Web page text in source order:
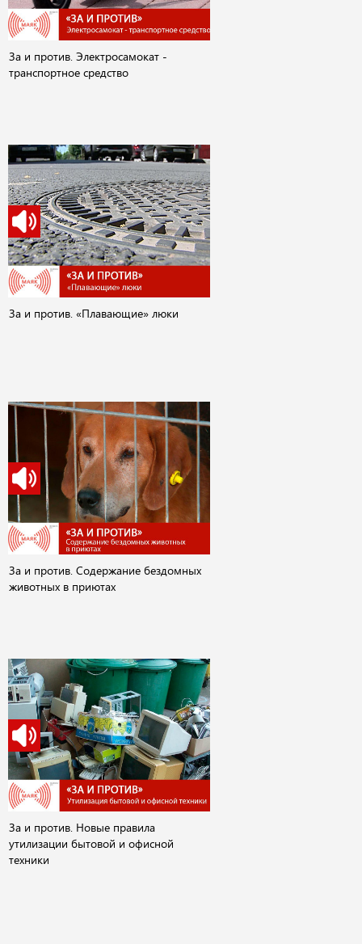
За и против. Электросамокат -
транспортное средство
За и против. «Плавающие» люки
За и против. Содержание бездомных
животных в приютах
За и против. Новые правила
утилизации бытовой и офисной
техники